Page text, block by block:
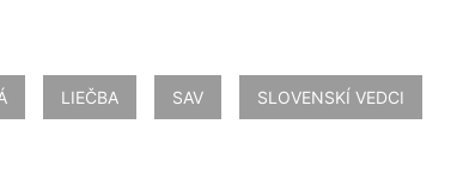
LIEČBA SAV SLOVENSKÍ VEDCI